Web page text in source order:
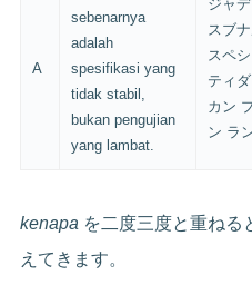
A
sebenarnya
adalah
spesifikasi yang
tidak stabil,
bukan pengujian
yang lambat.
ジャ
スブ
スペ
ティ
カン
ン ラ
kenapa を二度三度と重ねる
えてきます。